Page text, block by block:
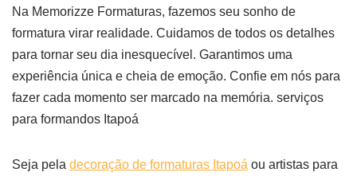
Na Memorizze Formaturas, fazemos seu sonho de
formatura virar realidade. Cuidamos de todos os detalhes
para tornar seu dia inesquecível. Garantimos uma
experiência única e cheia de emoção. Confie em nós para
fazer cada momento ser marcado na memória. serviços
para formandos Itapoá
Seja pela decoração de formaturas Itapoá ou artistas para